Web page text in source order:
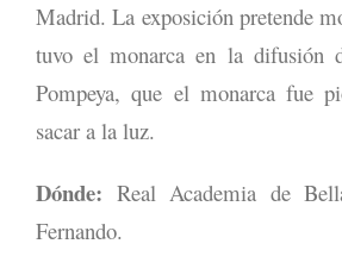
Madrid. La exposición pretende
tuvo el monarca en la difusión
Pompeya, que el monarca fue
sacar a la luz.
Dónde: Real Academia de
Fernando.